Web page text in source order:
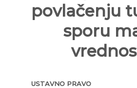
povlačenju
sporu
USTAVNO PRAVO